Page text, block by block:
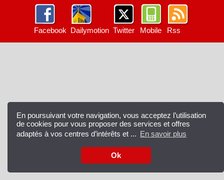
En poursuivant votre navigation, vous acceptez l’utilisation
de cookies pour vous proposer des services et offres
adaptés à vos centres d’intérêts et ... En savoir plus
Ok
Facebook Dailymotion Twitter Mobile Rss